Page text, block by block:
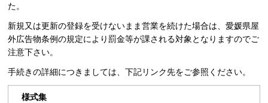
た。
新規又は更新の登録を受けないまま営業を続けた場合は、愛媛県屋
外広告物条例の規定により罰金等が課される対象となりますのでご
注意下さい。
手続きの詳細につきましては、下記リンク先をご参照ください。
様式集